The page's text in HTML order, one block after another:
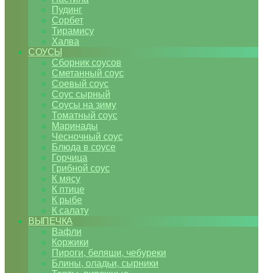
Пудинг
Сорбет
Тирамису
Халва
СОУСЫ
Сборник соусов
Сметанный соус
Соевый соус
Соус сырный
Соусы на зиму
Томатный соус
Маринады
Чесночный соус
Блюда в соусе
Горчица
Грибной соус
К мясу
К птице
К рыбе
К салату
ВЫПЕЧКА
Вафли
Коржики
Пироги, беляши, чебуреки
Блины, оладьи, сырники